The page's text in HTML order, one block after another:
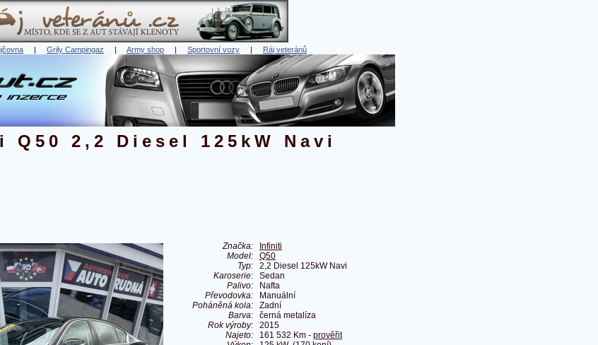
| Grily Campingaz | Army shop | Sportovní vozy | Ráj veteránů
2,2 Diesel 125kW Navi
Značka:
Infiniti
Model:
Q50
Typ:
2,2 Diesel 125kW Navi
Karoserie:
Sedan
Palivo:
Nafta
Převodovka:
Manuální
Poháněná kola:
Zadní
Barva:
černá metalíza
Rok výroby:
2015
Najeto:
161 532 Km - prověřit